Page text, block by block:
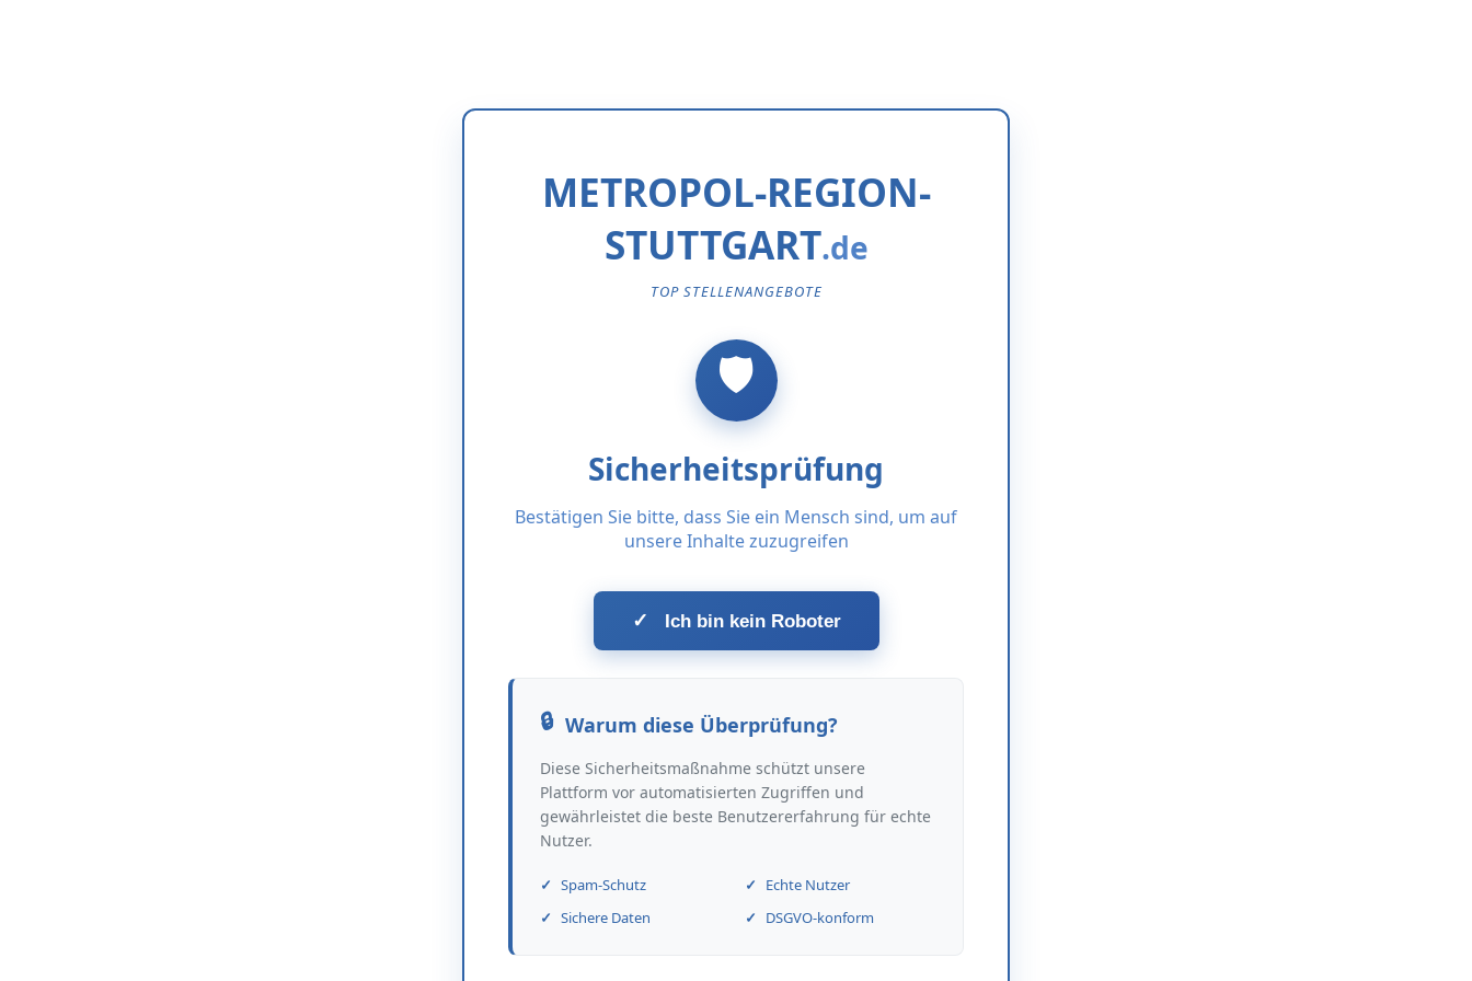
METROPOL-REGION-
STUTTGART
TOP STELLENANGEBOTE
Sicherheitsprüfung
Bestätigen Sie bitte, dass Sie ein Mensch sind, um auf
unsere Inhalte zuzugreifen
✓ Ich bin kein Roboter
Warum diese Überprüfung?
Diese Sicherheitsmaßnahme schützt unsere
Plattform vor automatisierten Zugriffen und
gewährleistet die beste Benutzererfahrung für echte
Nutzer.
Spam-Schutz
Echte Nutzer
Sichere Daten
DSGVO-konform